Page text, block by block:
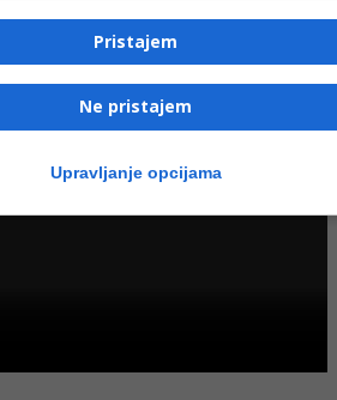
Moskva
okupirali…
Pristajem
Ne pristajem
Upravljanje opcijama